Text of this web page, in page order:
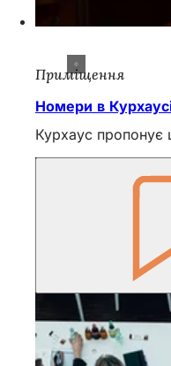
Приміщення
Номери в
Курхаус пропонує